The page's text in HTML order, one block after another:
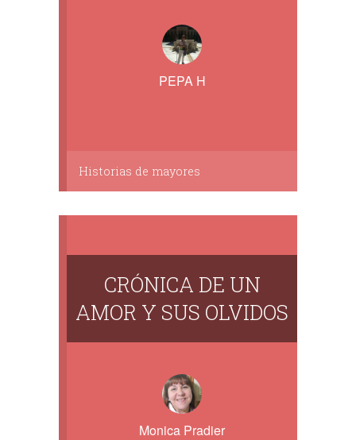
PEPA H
Historias de mayores
CRÓNICA DE UN
AMOR Y SUS OLVIDOS
Monica Pradier